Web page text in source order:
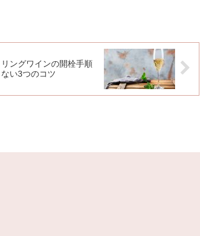
ングワインの開栓手順
い3つのコツ